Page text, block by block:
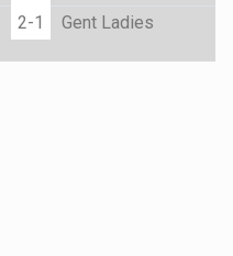
2-1 Gent Ladies